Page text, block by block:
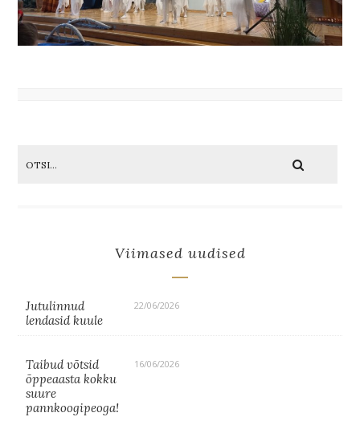
Viimased uudised
Jutulinnud
lendasid kuule
22/06/2026
Taibud võtsid
õppeaasta kokku
suure
pannkoogipeoga!
16/06/2026